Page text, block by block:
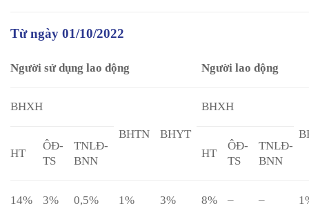
Từ ngày 01/10/2022
Người sử dụng lao động Người lao động
BHXH
BHTN BHYT
BHXH
HT
ÔĐ-
TS
TNLĐ-
BNN
HT
ÔĐ-
TS
TNLĐ-
BNN
14% 3% 0,5% 1% 3% 8% – –